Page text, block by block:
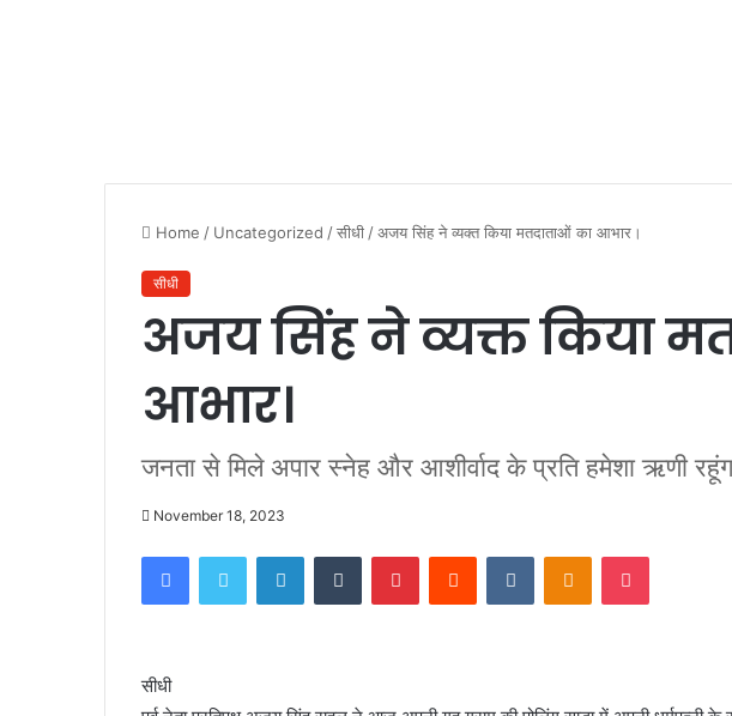
Home / Uncategorized /सीधी /अजय सिंह ने व्यक्त किया मतदाताओं का आभार।
सीधी
अजय सिंह ने व्यक्त किया
आभार।
जनता से मिले अपार स्नेह और आशीर्वाद के प्रति हमेशा ऋणी
November 18, 2023
FacebookTwitter LinkedInTumblr PinterestReddit VKontakteOdnoklassniki
Pocket
सीधी